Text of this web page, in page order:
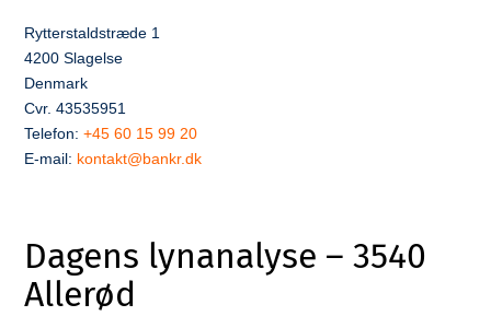
Rytterstaldstræde 1
4200 Slagelse
Denmark
Cvr. 43535951
Telefon:+45 60 15 99 20
E-mail: kontakt@bankr.dk
Dagens lynanalyse – 3540
Allerød